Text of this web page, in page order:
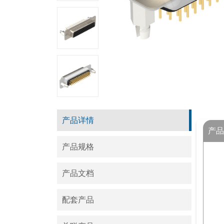
产品详情
产品规格
产品文档
配套产品
产